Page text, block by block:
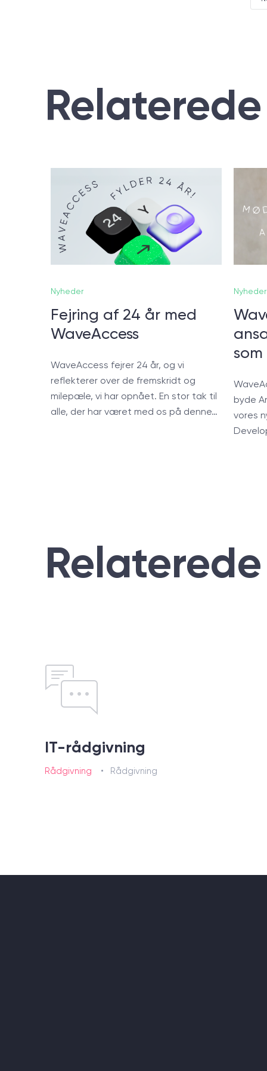
Nyheder
Fejring af 24 år med
WaveAccess
WaveAccess fejrer 24 år, og vi
reflekterer over de fremskridt og
milepæle, vi har opnået. En stor tak til
alle, der har været med os på denne…
Nyheder
som
byde
vores
IT-rådgivning
Rådgivning Rådgivning